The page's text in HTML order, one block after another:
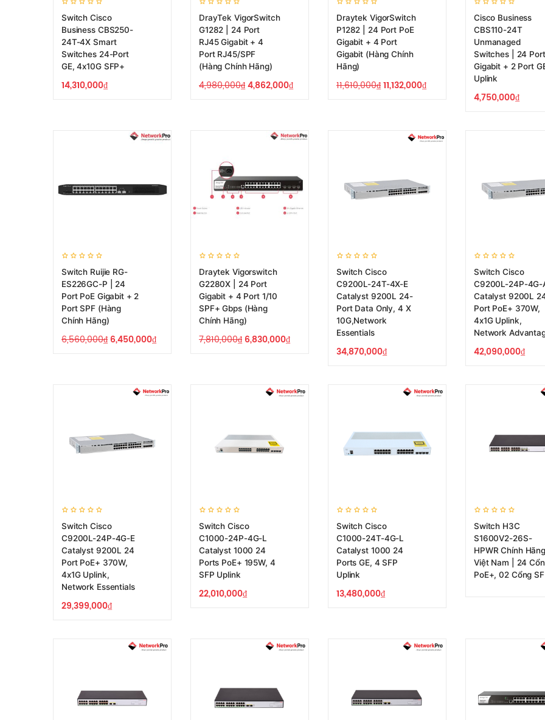
Switch Cisco
Business CBS250-
24T-4X Smart
Switches 24-Port
GE, 4x10G SFP+
14,310,000₫
DrayTek VigorSwitch
G1282 | 24 Port
RJ45 Gigabit + 4
Port RJ45/SPF
(Hàng Chính Hãng)
4,980,000₫4,862,000₫
Draytek VigorSwitch
P1282 | 24 Port PoE
Gigabit + 4 Port
Gigabit (Hàng Chính
Hãng)
11,610,000₫11,132,000₫
Cisco Business
CBS110-24T
Unmanaged
Switches | 24 Port
Gigabit + 2 Port
Uplink
4,750,000₫
Switch Ruijie RG-
ES226GC-P | 24
Port PoE Gigabit + 2
Port SPF (Hàng
Chính Hãng)
6,560,000₫ 6,450,000₫
Draytek Vigorswitch
G2280X | 24 Port
Gigabit + 4 Port 1/10
SPF+ Gbps (Hàng
Chính Hãng)
7,810,000₫ 6,830,000₫
Switch Cisco
C9200L-24T-4X-E
Catalyst 9200L 24-
Port Data Only, 4 X
10G,Network
Essentials
34,870,000₫
Switch Cisco
C9200L-24P-4G-
Catalyst 9200L
Port PoE+ 370W,
4x1G Uplink,
Network
42,090,000₫
Switch Cisco
C9200L-24P-4G-E
Catalyst 9200L 24
Port PoE+ 370W,
4x1G Uplink,
Network Essentials
29,399,000₫
Switch Cisco
C1000-24P-4G-L
Catalyst 1000 24
Ports PoE+ 195W, 4
SFP Uplink
22,010,000₫
Switch Cisco
C1000-24T-4G-L
Catalyst 1000 24
Ports GE, 4 SFP
Uplink
13,480,000₫
Switch H3C
S1600V2-26S-
HPWR Chính Hãng
Việt Nam | 24
PoE+, 02 Cổng